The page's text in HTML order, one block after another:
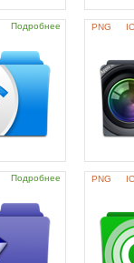
Подробнее PNG
Подробнее PNG